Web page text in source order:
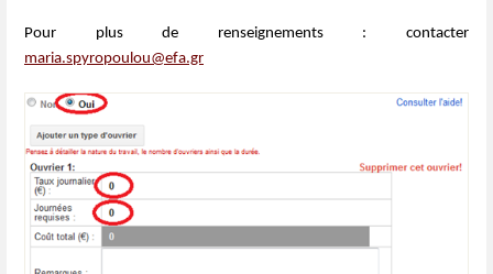
Pour plus de renseignements : contacter
maria.spyropoulou@efa.gr